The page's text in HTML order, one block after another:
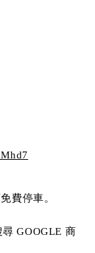
費停車。
GOOGLE 商